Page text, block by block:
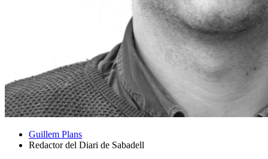
Guillem Plans
Redactor del Diari de Sabadell